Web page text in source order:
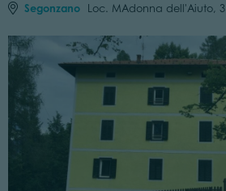
Segonzano Loc. MAdonna dell'Aiuto, 3